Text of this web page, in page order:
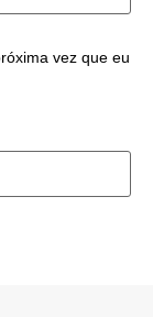
vez que eu